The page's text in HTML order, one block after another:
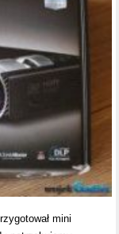
mini